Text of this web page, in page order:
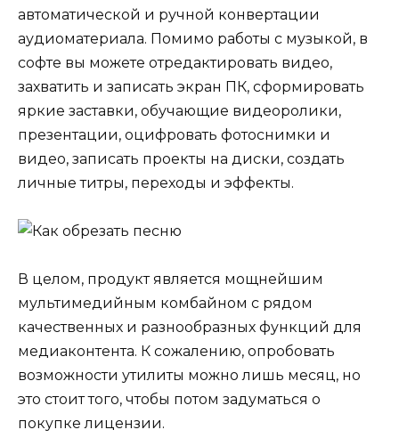
автоматической и ручной конвертации
аудиоматериала. Помимо работы с музыкой, в
софте вы можете отредактировать видео,
захватить и записать экран ПК, сформировать
яркие заставки, обучающие видеоролики,
презентации, оцифровать фотоснимки и
видео, записать проекты на диски, создать
личные титры, переходы и эффекты.
В целом, продукт является мощнейшим
мультимедийным комбайном с рядом
качественных и разнообразных функций для
медиаконтента. К сожалению, опробовать
возможности утилиты можно лишь месяц, но
это стоит того, чтобы потом задуматься о
покупке лицензии.